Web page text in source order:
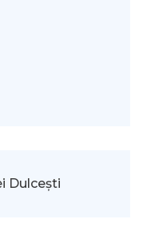
Dulcești